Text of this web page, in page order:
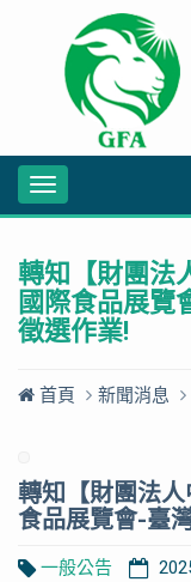
Toggle
navigation
轉知【財團法
國際食品展覽
徵選作業!
首頁 新聞消息
轉知【財團法
食品展覽會-臺
一般公告